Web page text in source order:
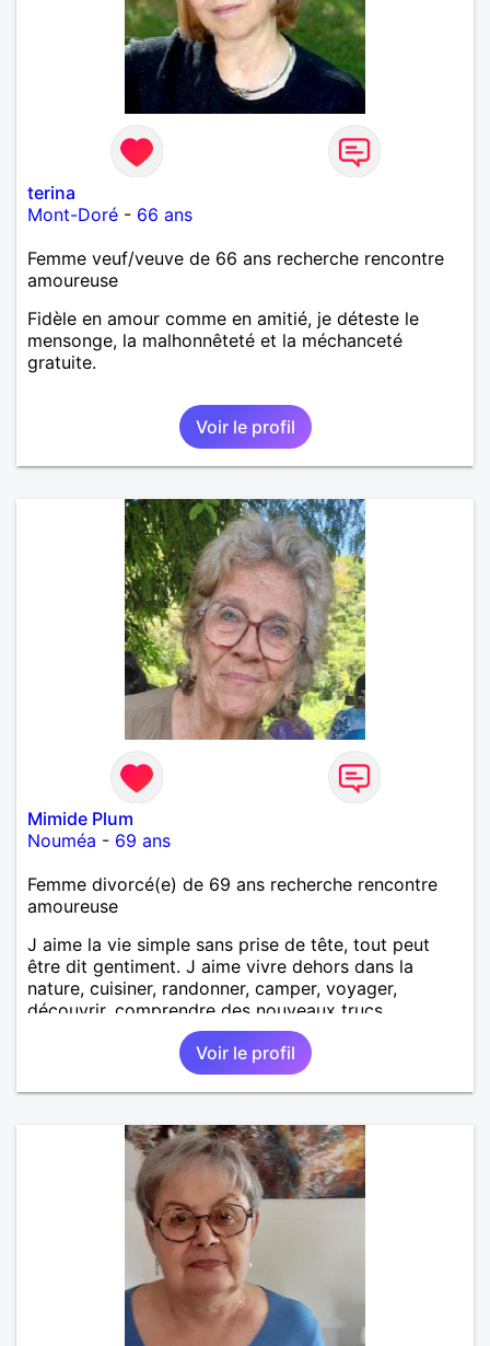
terina
Mont-Doré - 66 ans
Femme veuf/veuve de 66 ans recherche rencontre
amoureuse
Fidèle en amour comme en amitié, je déteste le
mensonge, la malhonnêteté et la méchanceté
gratuite.
Voir le profil
Mimide Plum
Nouméa - 69 ans
Femme divorcé(e) de 69 ans recherche rencontre
amoureuse
J aime la vie simple sans prise de tête, tout peut
être dit gentiment. J aime vivre dehors dans la
nature, cuisiner, randonner, camper, voyager,
découvrir, comprendre des nouveaux trucs
techniques et sur la vie des êtres vivants. J aime
danser, faire la fête. Je ne bois pratiquement pas d
alcool, je fume rarement, je ris souvent. Je cherche
un vrai amoureux pour continuer à profiter de la vie
en ai marre je veux partagé et rigoler
Voir le profil